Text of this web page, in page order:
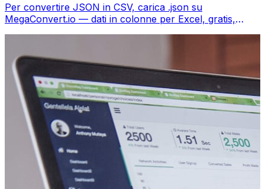
Per convertire JSON in CSV, carica .json su
MegaConvert.io — dati in colonne per Excel, gratis,